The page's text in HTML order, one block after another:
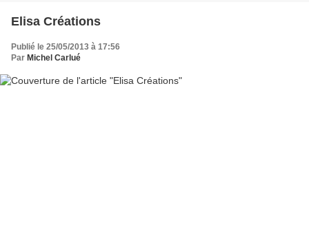
Elisa Créations
Publié le 25/05/2013 à 17:56
Par Michel Carlué